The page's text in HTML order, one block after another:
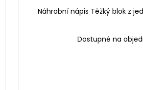
Náhrobní nápis Těžký blok z
Dostupné na